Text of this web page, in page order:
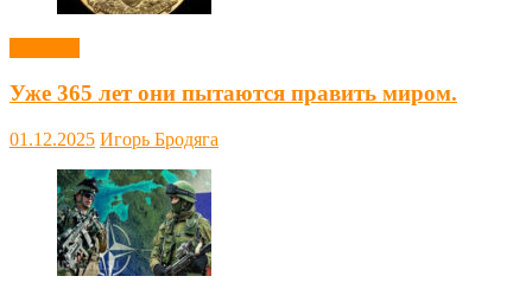
Уже 365 лет они пытаются править миром.
01.12.2025 Игорь Бродяга